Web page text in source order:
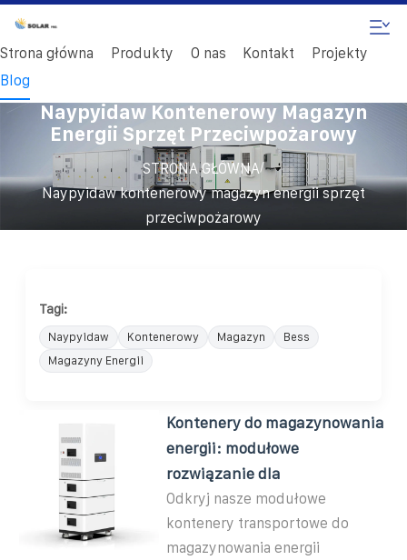
Strona główna Produkty O nas Kontakt
Projekty
Blog
Naypyidaw Kontenerowy Magazyn
Energii Sprzęt Przeciwpożarowy
STRONA GŁÓWNA/
Naypyidaw kontenerowy magazyn energii sprzęt
przeciwpożarowy
Tagi:
Naypyidaw Kontenerowy Magazyn
Bess
Magazyny Energii
Kontenery do magazynowania
energii: modułowe
rozwiązanie dla
Odkryj nasze modułowe
kontenery transportowe do
magazynowania energii